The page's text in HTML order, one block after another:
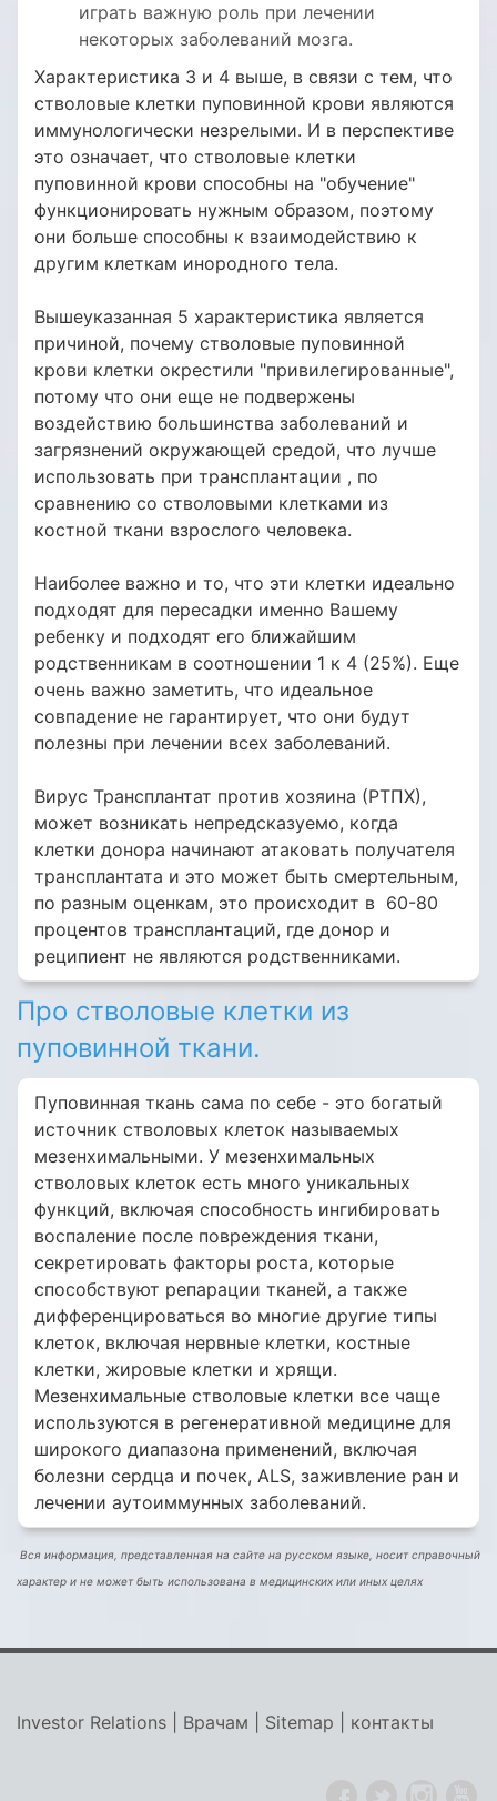
играть важную роль при лечении
некоторых заболеваний мозга.
Характеристика 3 и 4 выше, в связи с тем, что
стволовые клетки пуповинной крови являются
иммунологически незрелыми. И в перспективе
это означает, что стволовые клетки
пуповинной крови способны на "обучение"
функционировать нужным образом, поэтому
они больше способны к взаимодействию к
другим клеткам инородного тела.
Вышеуказанная 5 характеристика является
причиной, почему стволовые пуповинной
крови клетки окрестили "привилегированные",
потому что они еще не подвержены
воздействию большинства заболеваний и
загрязнений окружающей средой, что лучше
использовать при трансплантации , по
сравнению со стволовыми клетками из
костной ткани взрослого человека.
Наиболее важно и то, что эти клетки идеально
подходят для пересадки именно Вашему
ребенку и подходят его ближайшим
родственникам в соотношении 1 к 4 (25%). Еще
очень важно заметить, что идеальное
совпадение не гарантирует, что они будут
полезны при лечении всех заболеваний.
Вирус Трансплантат против хозяина (РТПХ),
может возникать непредсказуемо, когда
клетки донора начинают атаковать получателя
трансплантата и это может быть смертельным,
по разным оценкам, это происходит в 60-80
процентов трансплантаций, где донор и
реципиент не являются родственниками.
Про стволовые клетки из
пуповинной ткани.
Пуповинная ткань сама по себе - это богатый
источник стволовых клеток называемых
мезенхимальными. У мезенхимальных
стволовых клеток есть много уникальных
функций, включая способность ингибировать
воспаление после повреждения ткани,
секретировать факторы роста, которые
способствуют репарации тканей, а также
дифференцироваться во многие другие типы
клеток, включая нервные клетки, костные
клетки, жировые клетки и хрящи.
Мезенхимальные стволовые клетки все чаще
используются в регенеративной медицине для
широкого диапазона применений, включая
болезни сердца и почек, ALS, заживление ран и
лечении аутоиммунных заболеваний.
Вся информация, представленная на сайте на русском языке, носит справочный
характер и не может быть использована в медицинских или иных целях
Investor Relations Врачам Sitemap контакты